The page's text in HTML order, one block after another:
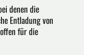
denen die
Entladung von
für die